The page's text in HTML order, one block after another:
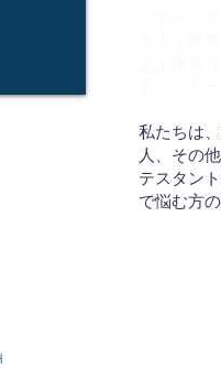
私たちは
人、その
テスタン
で悩む方